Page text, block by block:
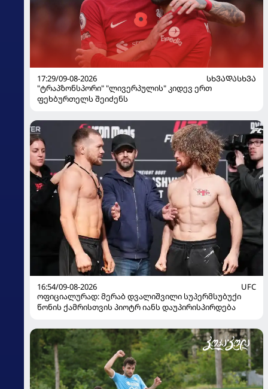
17:29/09-08-2026
ᲡᲮᲕᲐᲓᲐᲡᲮᲕᲐ
"ტრაპზონსპორი" "ლივერპულის" კიდევ ერთ
ფეხბურთელს შეიძენს
16:54/09-08-2026
UFC
ოფიციალურად: მერაბ დვალიშვილი სუპერმსუბუქი
წონის ქამრისთვის პიოტრ იანს დაუპირისპირდება